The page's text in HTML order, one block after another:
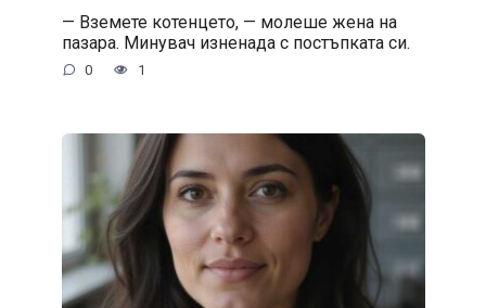
— Вземете котенцето, — молеше жена на
пазара. Минувач изненада с постъпката си.
0 1